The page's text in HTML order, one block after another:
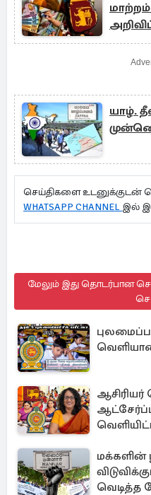
யாழ்.
செய்திகளை உடனுக்குடன்
WHATSAPP CHANNEL இல்
மேலும் இது தொடர்பான
மக்களின்
வெடித்த